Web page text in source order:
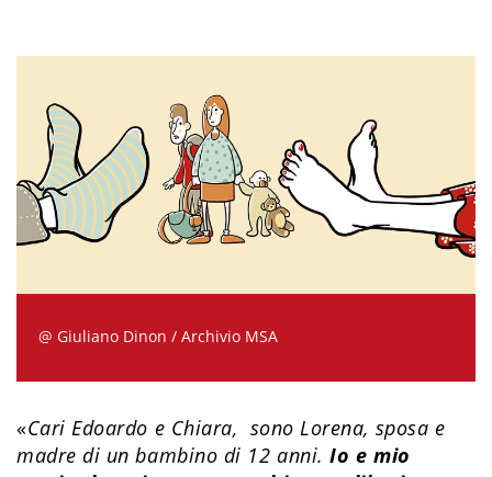
@ Giuliano Dinon / Archivio MSA
«Cari Edoardo e Chiara, sono Lorena, sposa e
madre di un bambino di 12 anni. Io e mio